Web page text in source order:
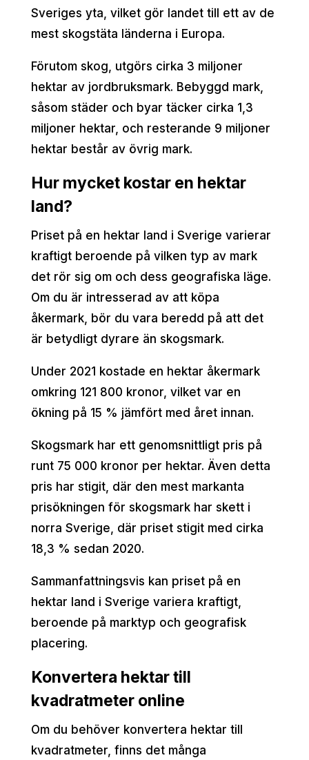
Sveriges yta, vilket gör landet till ett av de
mest skogstäta länderna i Europa.
Förutom skog, utgörs cirka 3 miljoner
hektar av jordbruksmark. Bebyggd mark,
såsom städer och byar täcker cirka 1,3
miljoner hektar, och resterande 9 miljoner
hektar består av övrig mark.
Hur mycket kostar en hektar
land?
Priset på en hektar land i Sverige varierar
kraftigt beroende på vilken typ av mark
det rör sig om och dess geografiska läge.
Om du är intresserad av att köpa
åkermark, bör du vara beredd på att det
är betydligt dyrare än skogsmark.
Under 2021 kostade en hektar åkermark
omkring 121 800 kronor, vilket var en
ökning på 15 % jämfört med året innan.
Skogsmark har ett genomsnittligt pris på
runt 75 000 kronor per hektar. Även detta
pris har stigit, där den mest markanta
prisökningen för skogsmark har skett i
norra Sverige, där priset stigit med cirka
18,3 % sedan 2020.
Sammanfattningsvis kan priset på en
hektar land i Sverige variera kraftigt,
beroende på marktyp och geografisk
placering.
Konvertera hektar till
kvadratmeter online
Om du behöver konvertera hektar till
kvadratmeter, finns det många